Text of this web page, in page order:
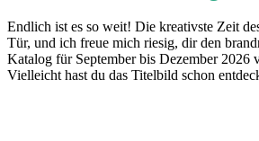
Endlich ist es so weit! Die kreativste Zeit
Tür, und ich freue mich riesig, dir den
Katalog für September bis Dezember 2026
Vielleicht hast du das Titelbild schon